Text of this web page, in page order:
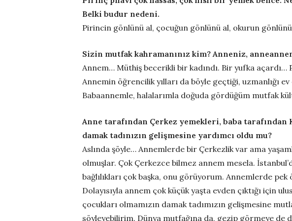
Belki budur nedeni.
Pirincin gönlünü al, çocuğun gönlünü al, okurun
Sizin mutfak kahramanınız kim? Anneniz,
Annem… Müthiş becerikli bir kadındı. Bir yufka
Annemin öğrencilik yılları da böyle geçtiği, uzmanlığı
Babaannemle, halalarımla doğuda gördüğüm mutfak
Anne tarafından Çerkez yemekleri, baba
damak tadınızın gelişmesine yardımcı oldu mu?
Aslında şöyle… Annemlerde bir Çerkezlik var ama
olmuşlar. Çok Çerkezce bilmez annem mesela.
bağlılıkları çok başka, onu görüyorum. Annemlerde
Dolayısıyla annem çok küçük yaşta evden çıktığı için
çocukları olmamızın damak tadımızın gelişmesine
söyleyebilirim. Dünya mutfağına da, gezip görmeye de